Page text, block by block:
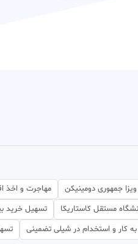
جمهوری دومینیکن مهاجرت و اخذ
مستقل کاستاریکا تسهیل خرید
کار و استخدام در شیلی تضمینی